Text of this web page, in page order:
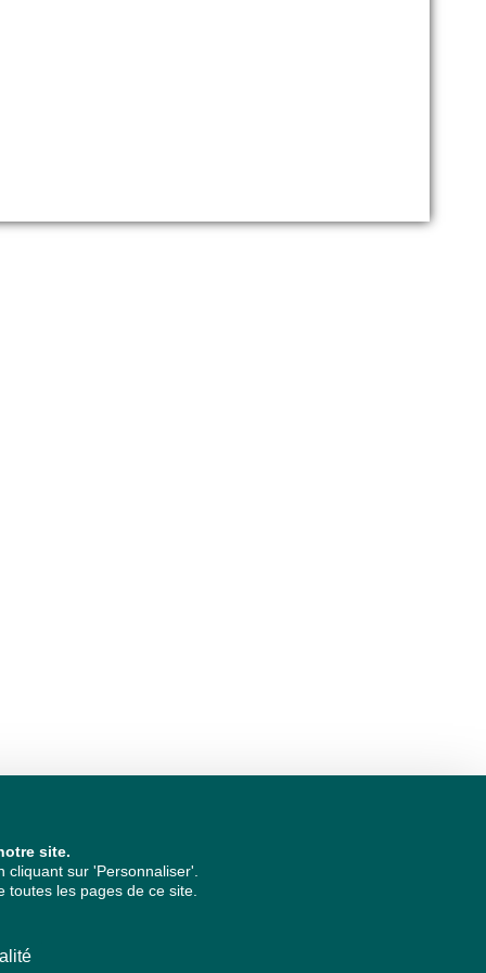
site.
sur 'Personnaliser'.
les pages de ce site.